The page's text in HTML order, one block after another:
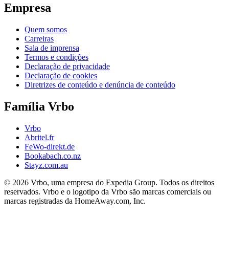
Empresa
Quem somos
Carreiras
Sala de imprensa
Termos e condições
Declaração de privacidade
Declaração de cookies
Diretrizes de conteúdo e denúncia de conteúdo
Família Vrbo
Vrbo
Abritel.fr
FeWo-direkt.de
Bookabach.co.nz
Stayz.com.au
© 2026 Vrbo, uma empresa do Expedia Group. Todos os direitos
reservados. Vrbo e o logotipo da Vrbo são marcas comerciais ou
marcas registradas da HomeAway.com, Inc.